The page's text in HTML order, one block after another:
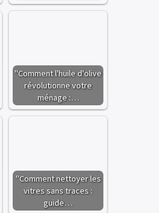
"Comment l'huile d'olive
révolutionne votre
ménage :…
"Comment nettoyer les
vitres sans traces :
guide…